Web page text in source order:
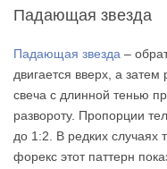
Падающая звезда
Падающая звезда –
двигается вверх, а затем
свеча с длинной тенью
развороту. Пропорции
до 1:2. В редких случаях
форекс этот паттерн